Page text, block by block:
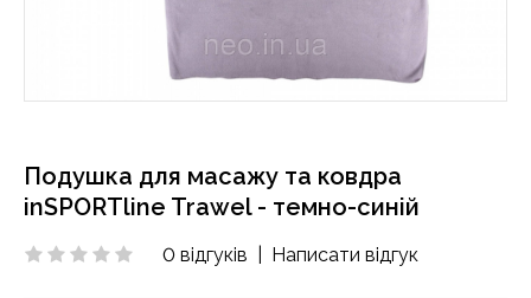
Подушка для масажу та ковдра
inSPORTline Trawel - темно-синій
0 відгуків Написати відгук